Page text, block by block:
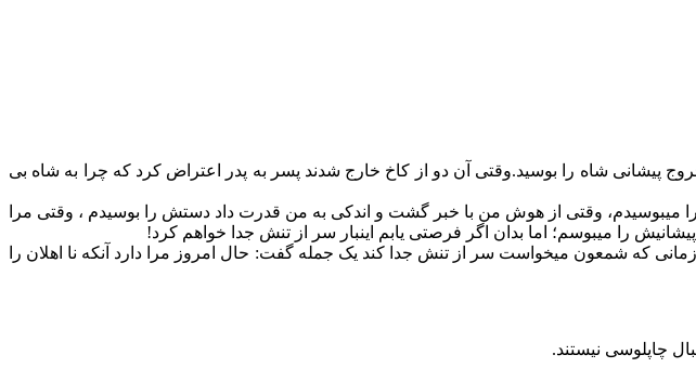
پیشانی شاه را بوسید.وقتی آن دو از کاخ خارج شدند پسر به پدر اعتراض کرد که چرا به شاه بی
میبوسیدم، وقتی از هوش من با خبر گشت و اندکی به من قدرت داد دستش را بوسیدم ، وقتی مرا
را میبوسم؛ اما بدان اگر فرصتی یابم اینبار سر از تنش جدا خواهم کرد!
که شمعون میخواست سر از تنش جدا کند یک جمله گفت: حال امروز مرا دارد آنکه نا اهلان را
چاپلوسی نیستند.